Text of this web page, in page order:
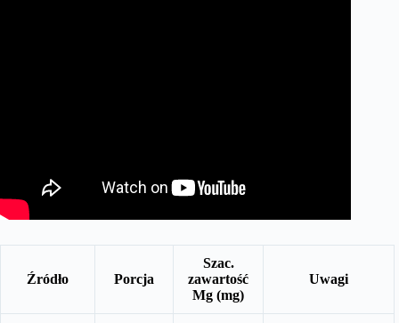
Źródło Porcja
Szac.
zawartość
Mg (mg)
Uwagi